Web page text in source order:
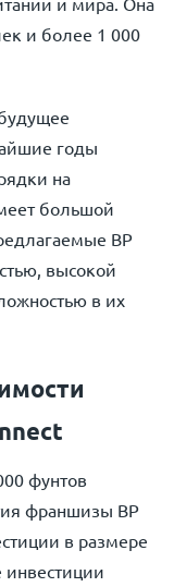
и более 1 000
годы
на
большой
BP
высокой
в их
фунтов
франшизы BP
в размере
инвестиции